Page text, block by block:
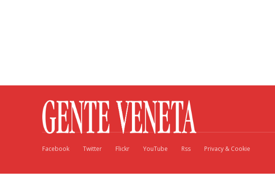
Facebook Twitter Flickr YouTube Rss Privacy & Cookie